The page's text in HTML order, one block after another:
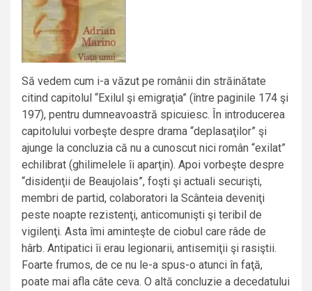
Să vedem cum i-a văzut pe românii din străinătate
citind capitolul “Exilul şi emigraţia” (între paginile 174 şi
197), pentru dumneavoastră spicuiesc. În introducerea
capitolului vorbeşte despre drama “deplasaţilor” şi
ajunge la concluzia că nu a cunoscut nici român “exilat”
echilibrat (ghilimelele îi aparţin). Apoi vorbeşte despre
“disidenţii de Beaujolais”, foşti şi actuali securişti,
membri de partid, colaboratori la Scânteia deveniţi
peste noapte rezistenţi, anticomunişti şi teribil de
vigilenţi. Asta îmi aminteşte de ciobul care râde de
hârb. Antipatici îi erau legionarii, antisemiţii şi rasiştii.
Foarte frumos, de ce nu le-a spus-o atunci în faţă,
poate mai afla câte ceva. O altă concluzie a decedatului